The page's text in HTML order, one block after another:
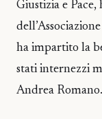
Giustizia e
ha impartito la
stati internezzi
Andrea Romano.